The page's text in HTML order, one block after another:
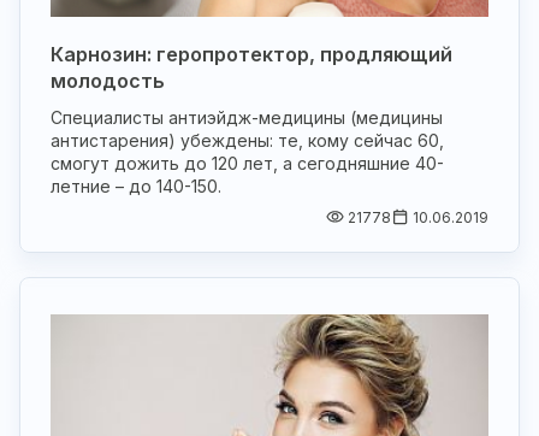
Карнозин: геропротектор, продляющий
молодость
Специалисты антиэйдж-медицины (медицины
антистарения) убеждены: те, кому сейчас 60,
смогут дожить до 120 лет, а сегодняшние 40-
летние – до 140-150.
21778 10.06.2019